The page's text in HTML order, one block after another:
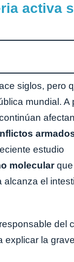
activa
siglos, pero
mundial. A
estudio
molecularque
alcanza el
del
explicar la